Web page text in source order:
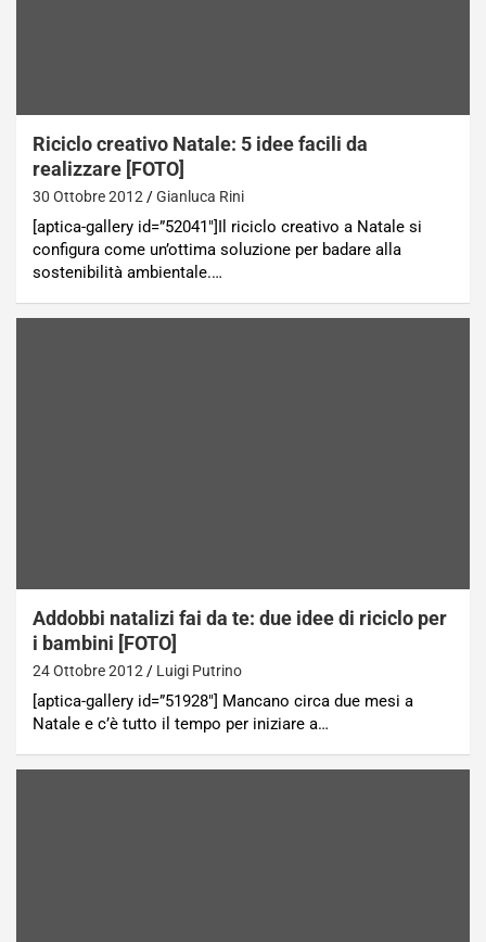
Riciclo creativo Natale: 5 idee facili da
realizzare [FOTO]
30 Ottobre 2012 Gianluca Rini
[aptica-gallery id=”52041″]Il riciclo creativo a Natale si
configura come un’ottima soluzione per badare alla
sostenibilità ambientale.…
Addobbi natalizi fai da te: due idee di riciclo per
i bambini [FOTO]
24 Ottobre 2012 Luigi Putrino
[aptica-gallery id=”51928″] Mancano circa due mesi a
Natale e c’è tutto il tempo per iniziare a…